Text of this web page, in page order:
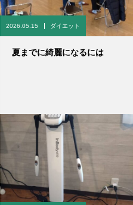
2026.05.15 ダイエット
夏までに綺麗になるには